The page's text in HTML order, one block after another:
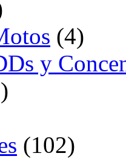
(4)
y
(102)